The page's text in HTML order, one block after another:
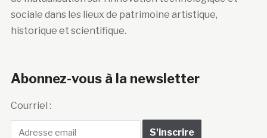
sociale dans les lieux de patrimoine artistique,
historique et scientifique.
Abonnez-vous à la newsletter
Courriel :